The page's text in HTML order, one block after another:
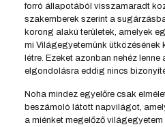
forró állapotából visszamaradt
szakemberek szerint a
korong alakú területek, amelyek
mi Világegyetemünk ütközésének
létre. Ezeket azonban nehéz
elgondolásra eddig nincs
Noha mindez egyelőre csak
beszámoló látott napvilágot,
a miénket megelőző